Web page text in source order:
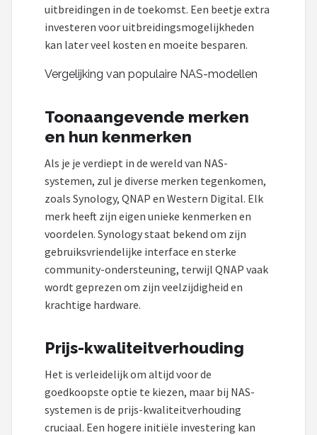
uitbreidingen in de toekomst. Een beetje extra
investeren voor uitbreidingsmogelijkheden
kan later veel kosten en moeite besparen.
Vergelijking van populaire NAS-modellen
Toonaangevende merken
en hun kenmerken
Als je je verdiept in de wereld van NAS-
systemen, zul je diverse merken tegenkomen,
zoals Synology, QNAP en Western Digital. Elk
merk heeft zijn eigen unieke kenmerken en
voordelen. Synology staat bekend om zijn
gebruiksvriendelijke interface en sterke
community-ondersteuning, terwijl QNAP vaak
wordt geprezen om zijn veelzijdigheid en
krachtige hardware.
Prijs-kwaliteitverhouding
Het is verleidelijk om altijd voor de
goedkoopste optie te kiezen, maar bij NAS-
systemen is de prijs-kwaliteitverhouding
cruciaal. Een hogere initiële investering kan